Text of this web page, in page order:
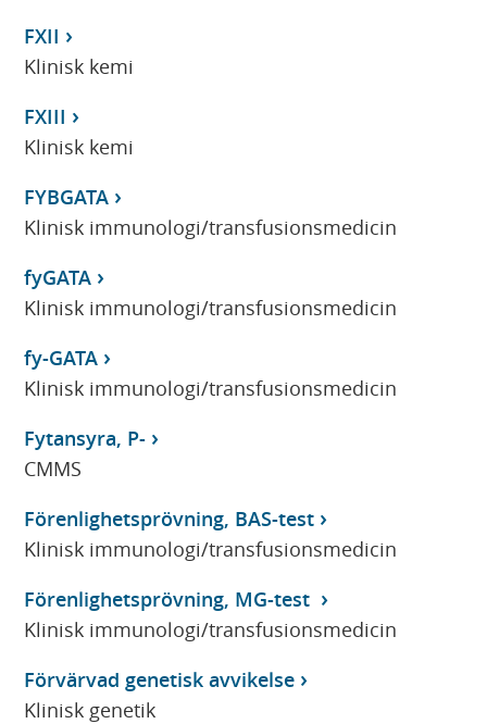
FXII
Klinisk kemi
FXIII
Klinisk kemi
FYBGATA
Klinisk immunologi/transfusionsmedicin
fyGATA
Klinisk immunologi/transfusionsmedicin
fy-GATA
Klinisk immunologi/transfusionsmedicin
Fytansyra, P-
CMMS
Förenlighetsprövning, BAS-test
Klinisk immunologi/transfusionsmedicin
Förenlighetsprövning, MG-test
Klinisk immunologi/transfusionsmedicin
Förvärvad genetisk avvikelse
Klinisk genetik